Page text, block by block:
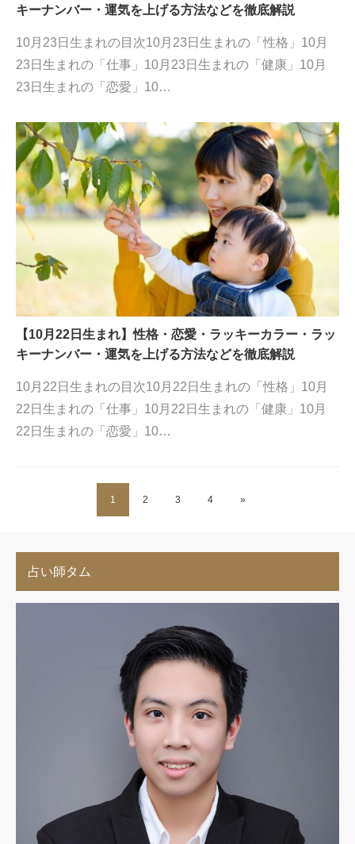
キーナンバー・運気を上げる方法などを徹底解説
10月23日生まれの目次10月23日生まれの「性格」10月
23日生まれの「仕事」10月23日生まれの「健康」10月
23日生まれの「恋愛」10…
【10月22日生まれ】性格・恋愛・ラッキーカラー・ラッ
キーナンバー・運気を上げる方法などを徹底解説
10月22日生まれの目次10月22日生まれの「性格」10月
22日生まれの「仕事」10月22日生まれの「健康」10月
22日生まれの「恋愛」10…
1 2 3 4 »
占い師タム